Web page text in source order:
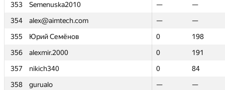
353
Semenuska2010 —
—
354
alex@aimtech.com —
—
355
Юрий Семёнов 0
198
356
alexmir.2000 0
191
357
nikich340 0
84
358
gurualo —
—
353
Semenuska2010 —
—
354
alex@aimtech.com —
—
355
Юрий Семёнов 0
198
356
alexmir.2000 0
191
357
nikich340 0
84
358
gurualo —
—